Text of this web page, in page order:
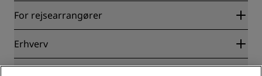
Radisson Rewards
Blog
Destinationer
Nye og kommende hoteller
For rejsearrangører
Partnere
Erhverv
Radisson Hotel Group